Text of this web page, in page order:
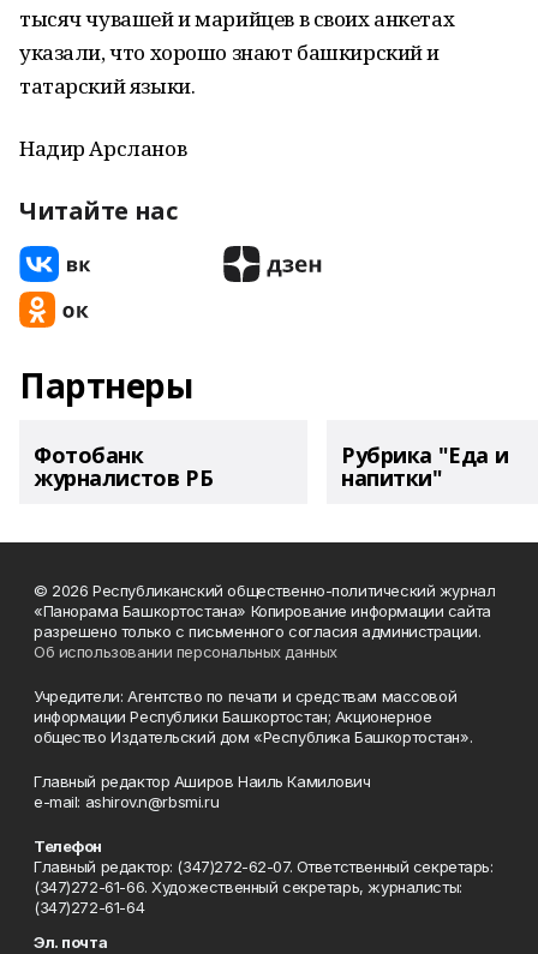
тысяч чувашей и марийцев в своих анкетах
указали, что хорошо знают башкирский и
татарский языки.
Надир Арсланов
Читайте нас
Партнеры
Фотобанк
журналистов РБ
Рубрика "Еда и
напитки"
© 2026 Республиканский общественно-политический журнал
«Панорама Башкортостана» Копирование информации сайта
разрешено только с письменного согласия администрации.
Об использовании персональных данных
Учредители: Агентство по печати и средствам массовой
информации Республики Башкортостан; Акционерное
общество Издательский дом «Республика Башкортостан».
Главный редактор Аширов Наиль Камилович
e-mail: ashirov.n@rbsmi.ru
Телефон
Главный редактор: (347)272-62-07. Ответственный секретарь:
(347)272-61-66. Художественный секретарь, журналисты:
(347)272-61-64
Эл. почта